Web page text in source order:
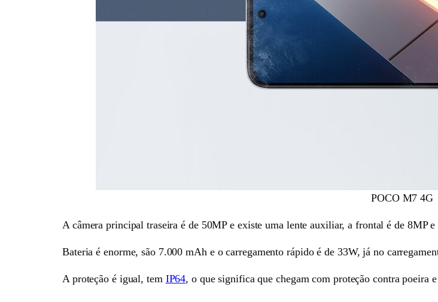
POCO M7 4G
A câmera principal traseira é de 50MP e existe uma lente auxiliar, a frontal é de 8MP
Bateria é enorme, são 7.000 mAh e o carregamento rápido é de 33W, já no
A proteção é igual, tem IP64, o que significa que chegam com proteção contra poeira e